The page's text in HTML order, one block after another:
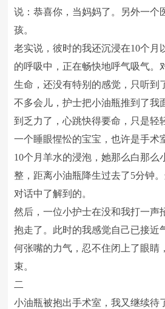
说：恭喜你，当妈妈了。另外一个
孩。
老实说，彼时的我还沉浸在10个月
的呼吸中，正在畅快地呼气吸气。
生命，还没有特别的感觉，只听到
不多会儿，护士把小油瓶推到了我
到乏力了，心跳快得要命，只是轻
一个睡眼惺忪的宝宝，也许是手术
10个月羊水的浸泡，她那么白那么
整，距离小油瓶降生过去了5分钟
对话中了解到的。
然后，一位小护士在没和我打一声
抱走了。此时的我感觉自己已接近
何张嘴的力气，忍不住闭上了眼睛
束。
二
小油瓶被抱出手术室，我又继续待